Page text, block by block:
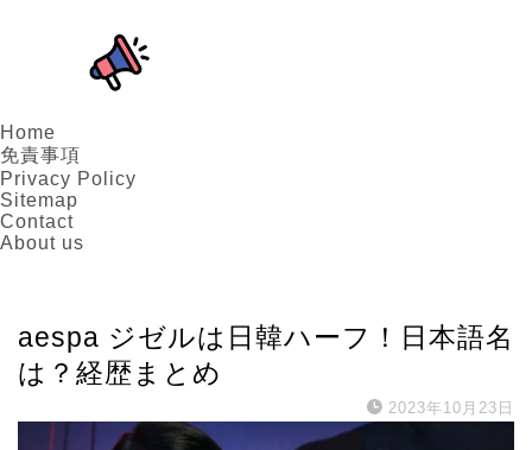
Home
免責事項
Privacy Policy
Sitemap
Contact
About us
aespa ジゼルは日韓ハーフ！日本語名
は？経歴まとめ
2023年10月23日